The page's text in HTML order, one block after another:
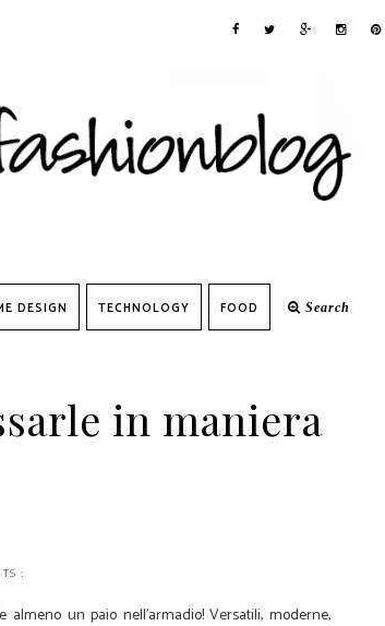
DESIGN TECHNOLOGY FOOD Search
in maniera
:
un paio nell'armadio! Versatili, moderne,